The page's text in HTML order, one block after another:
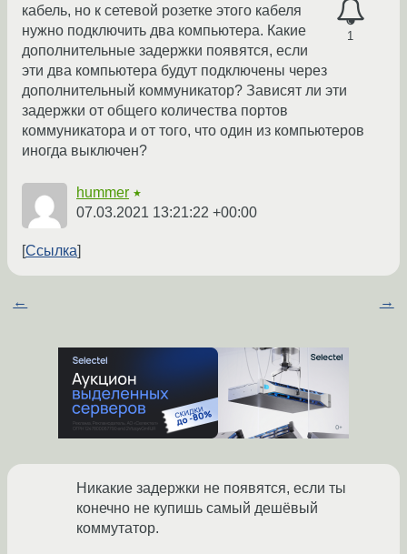
1
кабель, но к сетевой розетке этого кабеля
нужно подключить два компьютера. Какие
дополнительные задержки появятся, если
эти два компьютера будут подключены через
дополнительный коммуникатор? Зависят ли эти
задержки от общего количества портов
коммуникатора и от того, что один из компьютеров
иногда выключен?
hummer ★
07.03.2021 13:21:22 +00:00
Ссылка
← →
Никакие задержки не появятся, если ты
конечно не купишь самый дешёвый
коммутатор.